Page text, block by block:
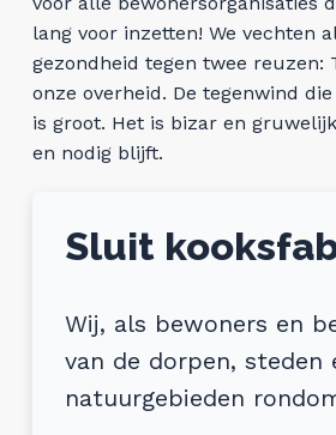
lang voor inzetten! We vechten
gezondheid tegen twee reuzen:
onze overheid. De tegenwind
is groot. Het is bizar en
en nodig blijft.
Sluit
Wij, als bewoners en
van de dorpen, steden
natuurgebieden